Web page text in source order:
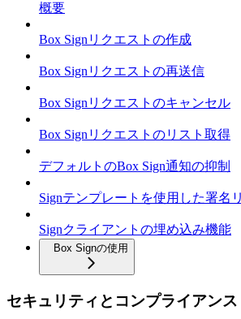
概要
Box Signリクエストの作成
Box Signリクエストの再送信
Box Signリクエストのキャンセル
Box Signリクエストのリスト取得
デフォルトのBox Sign通知の抑制
Signテンプレートを使用した署名
Signクライアントの埋め込み機能
Box Signの使用
セキュリティとコンプライアンス